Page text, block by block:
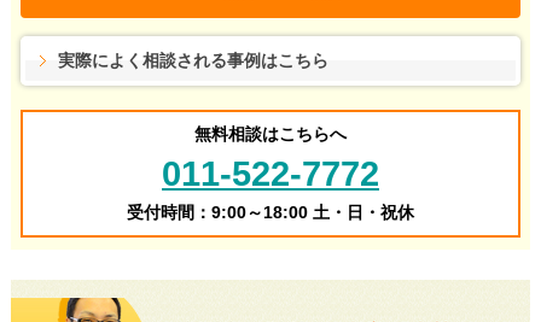
実際によく相談される事例はこちら
無料相談はこちらへ
011-522-7772
受付時間：9:00～18:00 土・日・祝休